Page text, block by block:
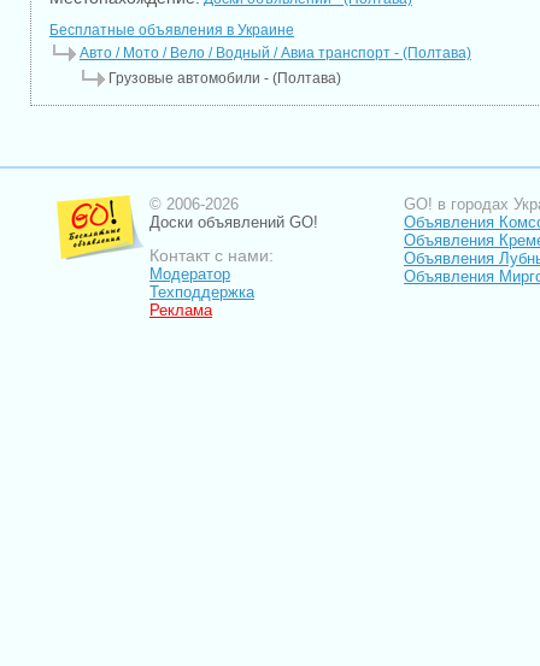
Бесплатные объявления в Украине
Авто / Мото / Вело / Водный / Авиа транспорт - (Полтава)
Грузовые автомобили - (Полтава)
© 2006-2026
Доски объявлений GO!
Контакт с нами:
Модератор
Техподдержка
Реклама
GO! в городах
Объявления
Объявления
Объявления
Объявления